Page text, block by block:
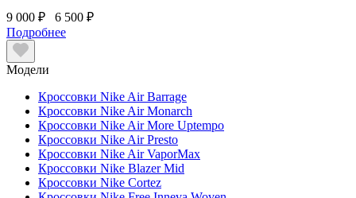
9 000 ₽
6 500 ₽
Подробнее
Модели
Кроссовки Nike Air Barrage
Кроссовки Nike Air Monarch
Кроссовки Nike Air More Uptempo
Кроссовки Nike Air Presto
Кроссовки Nike Air VaporMax
Кроссовки Nike Blazer Mid
Кроссовки Nike Cortez